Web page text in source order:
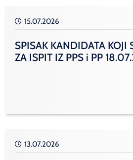
15.07.2026
SPISAK KANDIDATA KOJI
ZA ISPIT IZ PPS i PP
13.07.2026